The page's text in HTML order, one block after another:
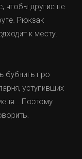
чтобы другие не
Рюкзак
к месту.
бубнить про
уступивших
Поэтому